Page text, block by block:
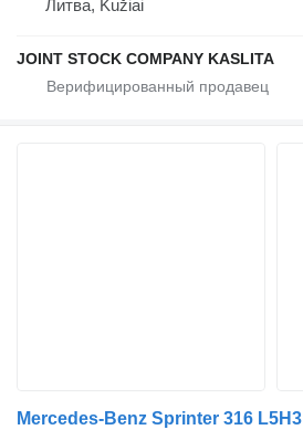
Литва, Kužiai
JOINT STOCK COMPANY KASLITA
Mercedes-Benz Sprinter 316 L5H3